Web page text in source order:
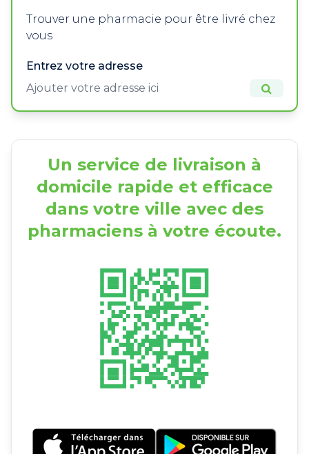
Trouver une pharmacie pour être livré chez
vous
Entrez votre adresse
Un service de livraison à
domicile rapide et efficace
dans votre ville avec des
pharmaciens à votre écoute.